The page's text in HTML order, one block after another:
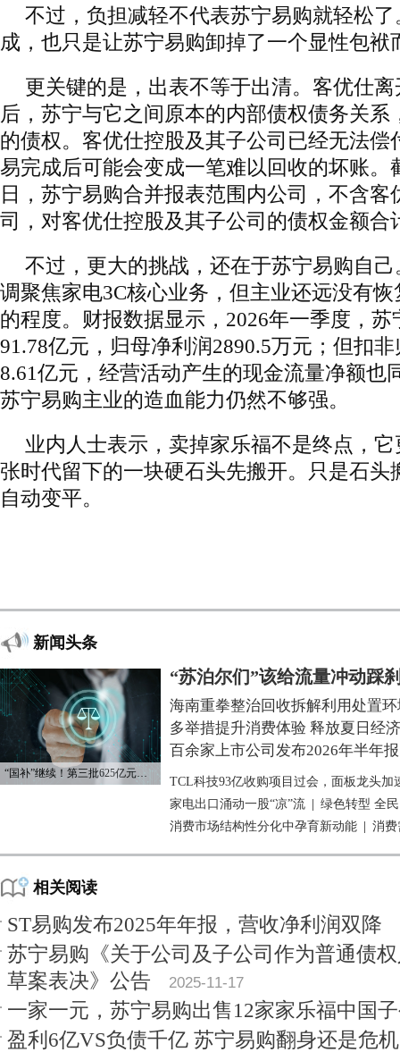
不过，负担减轻不代表苏宁易购就轻松
成，也只是让苏宁易购卸掉了一个显性包袱
更关键的是，出表不等于出清。客优仕
后，苏宁与它之间原本的内部债权债务关系
的债权。客优仕控股及其子公司已经无法偿
易完成后可能会变成一笔难以回收的坏账。
日，苏宁易购合并报表范围内公司，不含客
司，对客优仕控股及其子公司的债权金额合
不过，更大的挑战，还在于苏宁易购自
调聚焦家电3C核心业务，但主业还远没有
的程度。财报数据显示，2026年一季度，
91.78亿元，归母净利润2890.5万元；但扣
8.61亿元，经营活动产生的现金流量净额也
苏宁易购主业的造血能力仍然不够强。
业内人士表示，卖掉家乐福不是终点，
张时代留下的一块硬石头先搬开。只是石头
自动变平。
新闻头条
“国补”继续！第三批625亿元资金已下达
“苏泊尔们”该给流量冲动踩
海南重拳整治回收拆解利用处置
多举措提升消费体验 释放夏日经
百余家上市公司发布2026年半年报
TCL科技93亿收购项目过会，面板龙头加
家电出口涌动一股“凉”流
绿色转型 全
消费市场结构性分化中孕育新动能
消费
相关阅读
ST易购发布2025年年报，营收净利润双降
苏宁易购《关于公司及子公司作为普通债
草案表决》公告
2025-11-17
一家一元，苏宁易购出售12家家乐福中国
盈利6亿VS负债千亿 苏宁易购翻身还是危